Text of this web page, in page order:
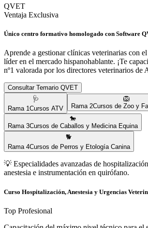
QVET
Ventaja Exclusiva
Único centro formativo homologado con Software
Aprende a gestionar clínicas veterinarias con
líder en el mercado hispanohablante. ¡Te
nº1 valorada por los directores veterinarios de
Consultar Temario QVET
🩺
Rama 1Cursos ATV
🦁
Rama 2Cursos de Zoo y
🐎
Rama 3Cursos de Caballos y Medicina Equina
🐕
Rama 4Cursos de Perros y Etología Canina
💡 Especialidades avanzadas de
anestesia e instrumentación en quirófano.
Curso Hospitalización, Anestesia y Urgencias
Top Profesional